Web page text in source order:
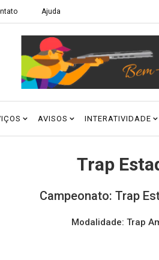
Ajuda
AVISOS INTERATIVIDADE
Trap
Campeonato: Trap
Modalidade: Trap